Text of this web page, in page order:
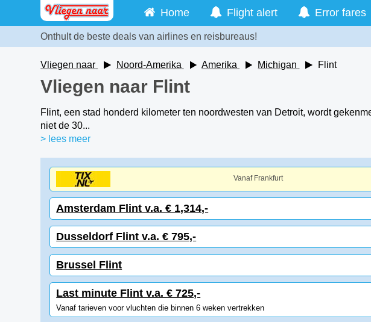
Home Flight alert Error fares
Onthult de beste deals van airlines en reisbureaus!
Vliegen naar Noord-Amerika Amerika Michigan Flint
Vliegen naar Flint
Flint, een stad honderd kilometer ten noordwesten van Detroit, wordt
niet de 30...
> lees meer
Vanaf Frankfurt
Amsterdam Flint v.a. € 1,314,-
Dusseldorf Flint v.a. € 795,-
Brussel Flint
Last minute Flint v.a. € 725,-
Vanaf tarieven voor vluchten die binnen 6 weken vertrekken